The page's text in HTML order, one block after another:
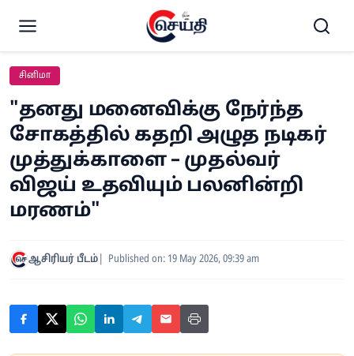
சினிமா
"தனது மனைவிக்கு நேர்ந்த
சோகத்தில் கதறி அழுத நடிகர்
முத்துக்காளை – முதல்வர்
விஜய் உதவியும் பலனின்றி
மரணம்"
ஆசிரியர் பீடம் Published on: 19 May 2026, 09:39 am